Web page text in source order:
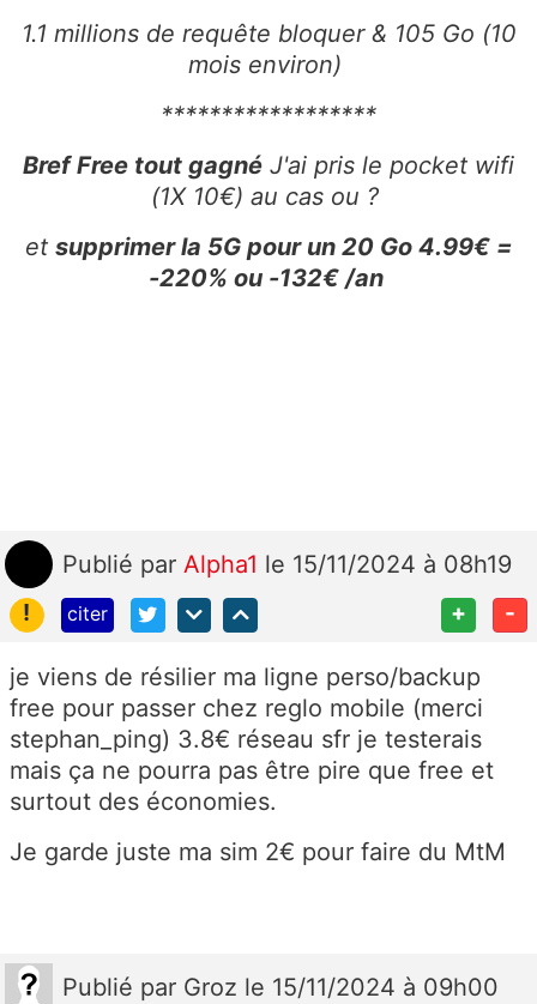
1.1 millions de requête bloquer & 105 Go (10
mois environ)
******************
Bref Free tout gagné J'ai pris le pocket wifi
(1X 10€) au cas ou ?
et supprimer la 5G pour un 20 Go 4.99€ =
-220% ou -132€ /an
Publié par Alpha1 le 15/11/2024 à 08h19
!
citer + -
je viens de résilier ma ligne perso/backup
free pour passer chez reglo mobile (merci
stephan_ping) 3.8€ réseau sfr je testerais
mais ça ne pourra pas être pire que free et
surtout des économies.
Je garde juste ma sim 2€ pour faire du MtM
Publié par Groz le 15/11/2024 à 09h00